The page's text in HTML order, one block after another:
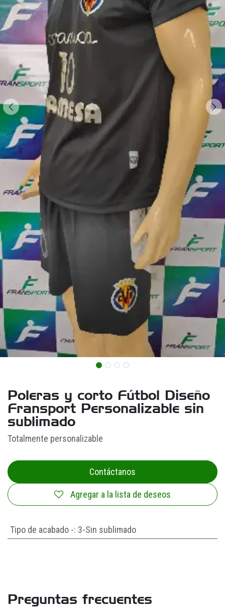
Poleras y corto Fútbol Diseño
Fransport Personalizable sin
sublimado
Totalmente personalizable
Contáctanos
Agregar a la lista de deseos
Tipo de acabado -: 3-Sin sublimado
Preguntas frecuentes